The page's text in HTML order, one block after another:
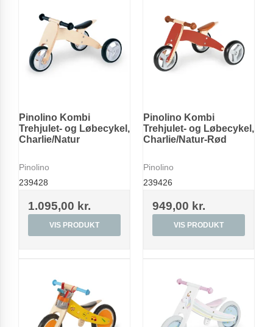
Pinolino Kombi
Trehjulet- og Løbecykel,
Charlie/Natur
Pinolino
239428
1.095,00 kr.
VIS PRODUKT
Pinolino Kombi
Trehjulet- og Løbecykel,
Charlie/Natur-Rød
Pinolino
239426
949,00 kr.
VIS PRODUKT